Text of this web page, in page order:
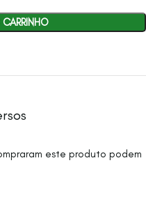
este produto podem